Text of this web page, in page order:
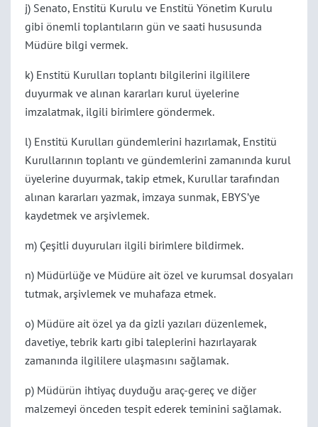
j) Senato, Enstitü Kurulu ve Enstitü Yönetim Kurulu
gibi önemli toplantıların gün ve saati hususunda
Müdüre bilgi vermek.
k) Enstitü Kurulları toplantı bilgilerini ilgililere
duyurmak ve alınan kararları kurul üyelerine
imzalatmak, ilgili birimlere göndermek.
l) Enstitü Kurulları gündemlerini hazırlamak, Enstitü
Kurullarının toplantı ve gündemlerini zamanında kurul
üyelerine duyurmak, takip etmek, Kurullar tarafından
alınan kararları yazmak, imzaya sunmak, EBYS’ye
kaydetmek ve arşivlemek.
m) Çeşitli duyuruları ilgili birimlere bildirmek.
n) Müdürlüğe ve Müdüre ait özel ve kurumsal dosyaları
tutmak, arşivlemek ve muhafaza etmek.
o) Müdüre ait özel ya da gizli yazıları düzenlemek,
davetiye, tebrik kartı gibi taleplerini hazırlayarak
zamanında ilgililere ulaşmasını sağlamak.
p) Müdürün ihtiyaç duyduğu araç-gereç ve diğer
malzemeyi önceden tespit ederek teminini sağlamak.